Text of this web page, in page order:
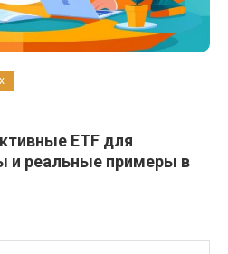
ETF для
и реальные примеры в